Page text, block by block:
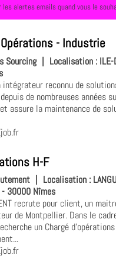
les alertes emails quand vous le
- Industrie
Sourcing | Localisation : ILE-
reconnu de
de nombreuses années
assure la maintenance de
H-F
Localisation :
- 30000 Nîmes
recrute pour client, un
de Montpellier. Dans le
un Chargé d'opérations